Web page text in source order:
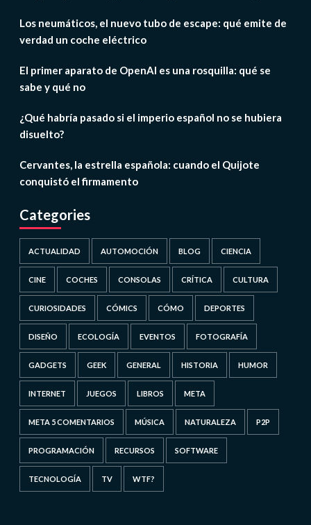
Los neumáticos, el nuevo tubo de escape: qué emite de
verdad un coche eléctrico
El primer aparato de OpenAI es una rosquilla: qué se
sabe y qué no
¿Qué habría pasado si el imperio español no se hubiera
disuelto?
Cervantes, la estrella española: cuando el Quijote
conquistó el firmamento
Categories
ACTUALIDAD AUTOMOCIÓN BLOG CIENCIA
CINE COCHES CONSOLAS CRÍTICA CULTURA
CURIOSIDADES CÓMICS CÓMO DEPORTES
DISEÑO ECOLOGÍA EVENTOS FOTOGRAFÍA
GADGETS GEEK GENERAL HISTORIA HUMOR
INTERNET JUEGOS LIBROS META
META 5 COMENTARIOS MÚSICA NATURALEZA P2P
PROGRAMACIÓN RECURSOS SOFTWARE
TECNOLOGÍA TV WTF?